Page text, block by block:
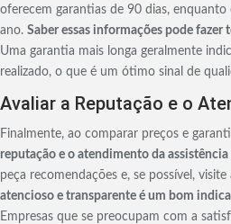
oferecem garantias de 90 dias,
ano. Saber essas informações pode fazer
Uma garantia mais longa geralmente
realizado, o que é um ótimo sinal de
Avaliar a Reputação e o
Finalmente, ao comparar preços e
reputação e o atendimento da
peça recomendações e, se possível, visite
atencioso e transparente é um bom
Empresas que se preocupam com a